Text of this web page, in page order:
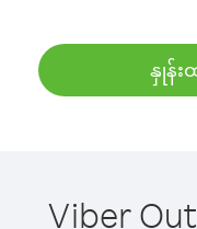
နှုန်း
Viber